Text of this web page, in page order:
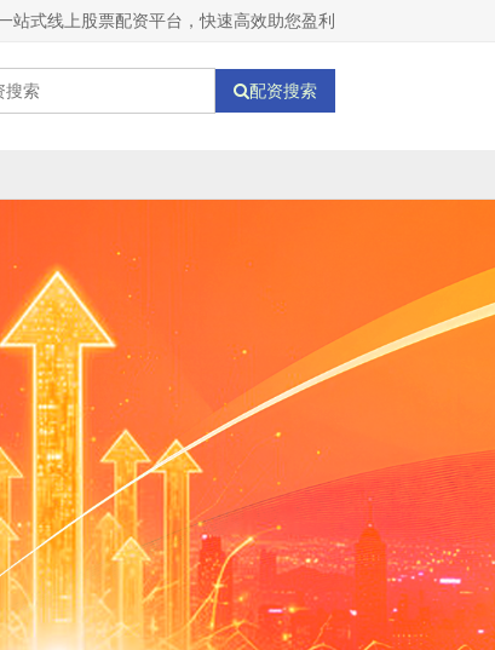
站式线上股票配资平台，快速高效助您盈利
配资搜索